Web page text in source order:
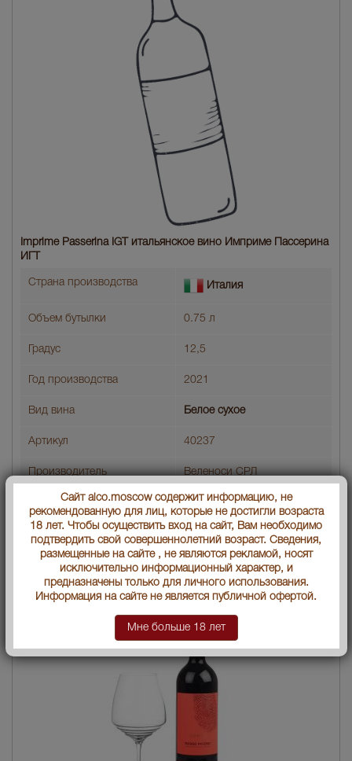
Imprime Passerina IGT итальянское вино Имприме Пассерина
ИГТ
Страна производства Италия
Объем бутылки 0.75 л
Градус 12,5
Год производства 2021
Вид вина Белое сухое
Артикул 40237
Производитель Веленоси СРЛ
Условия продаж: Только самовывоз
В заявку Цена :1711руб.
Сайт alco.moscow содержит информацию, не
рекомендованную для лиц, которые не достигли возраста
18 лет. Чтобы осуществить вход на сайт, Вам необходимо
подтвердить свой совершеннолетний возраст. Сведения,
размещенные на сайте , не являются рекламой, носят
исключительно информационный характер, и
предназначены только для личного использования.
Информация на сайте не является публичной офертой.
Мне больше 18 лет